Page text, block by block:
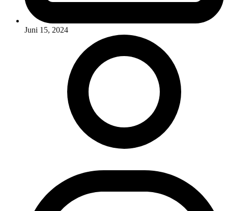
Juni 15, 2024